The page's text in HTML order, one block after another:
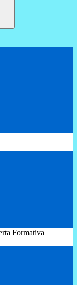
Formativa